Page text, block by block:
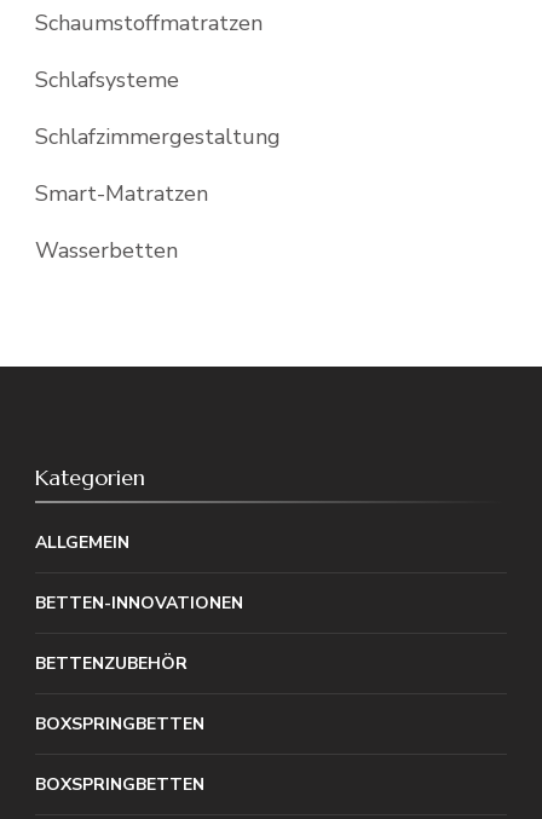
Schaumstoffmatratzen
Schlafsysteme
Schlafzimmergestaltung
Smart-Matratzen
Wasserbetten
Kategorien
ALLGEMEIN
BETTEN-INNOVATIONEN
BETTENZUBEHÖR
BOXSPRINGBETTEN
BOXSPRINGBETTEN